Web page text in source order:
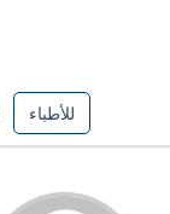
للأطباء